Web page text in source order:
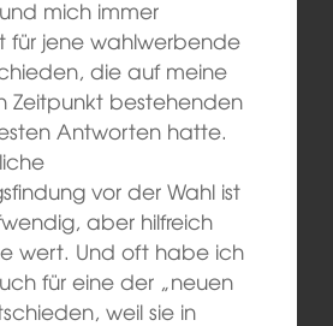
mich immer
für jene wahlwerbende
die auf meine
Zeitpunkt bestehenden
Antworten hatte.
vor der Wahl ist
aber hilfreich
wert. Und oft habe ich
für eine der „neuen
weil sie in